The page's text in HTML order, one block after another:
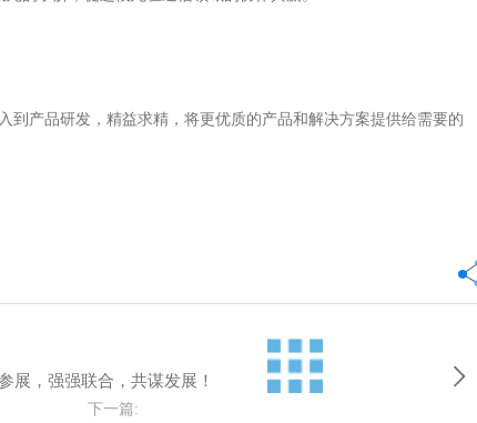
到产品研发，精益求精，将更优质的产品和解决方案提供给需要的
展，强强联合，共谋发展！
下一篇: